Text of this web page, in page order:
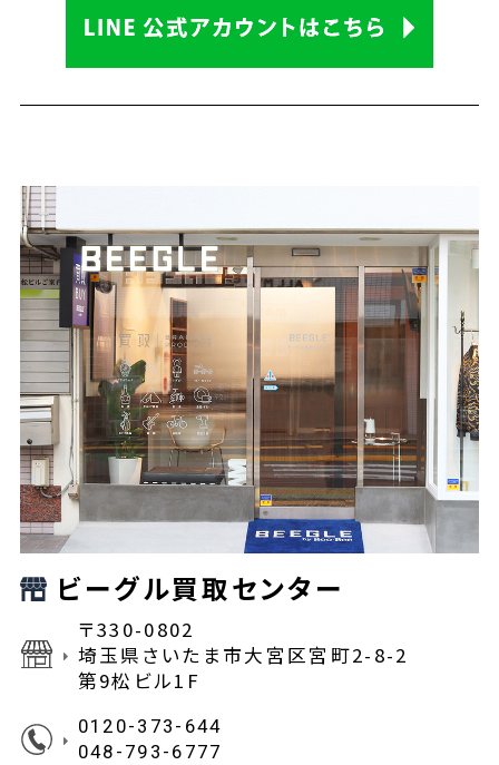
ビーグル買取センター
〒330-0802
埼玉県さいたま市大宮区宮町2-8-2
第9松ビル1F
0120-373-644
048-793-6777